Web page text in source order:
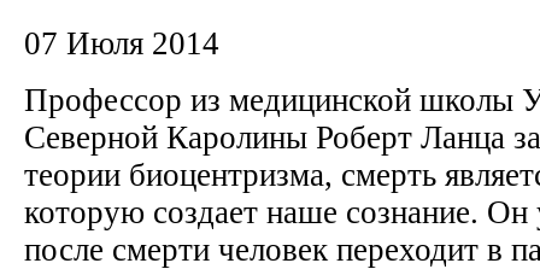
07 Июля 2014
Профессор из медицинской школы
Северной Каролины Роберт Ланца
теории биоцентризма, смерть
которую создает наше сознание. Он
после смерти человек переходит в